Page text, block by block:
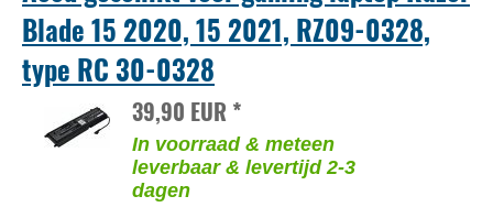
Blade 15 2020, 15 2021, RZ09-0328,
type RC 30-0328
39,90 EUR *
In voorraad & meteen
leverbaar & levertijd 2-3
dagen